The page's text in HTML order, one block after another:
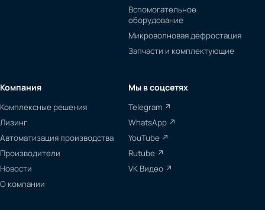
Вспомогательное
оборудование
Микроволновая дефростация
Запчасти и комплектующие
Компания
Комплексные решения
Лизинг
Автоматизация производства
Производители
Новости
О компании
Мы в соцсетях
Telegram ↗
WhatsApp ↗
YouTube ↗
Rutube ↗
VK Видео ↗